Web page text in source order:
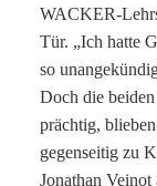
WACKER-
Tür. „Ich hatte
so
Doch die
prächtig,
gegenseitig zu
Jonathan